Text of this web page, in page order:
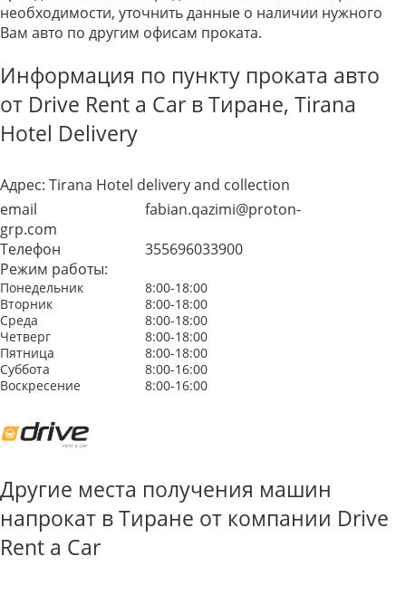
необходимости, уточнить данные о наличии нужного
Вам авто по другим офисам проката.
Информация по пункту проката авто
от Drive Rent a Car в Тиране, Tirana
Hotel Delivery
Адрес: Tirana Hotel delivery and collection
email
fabian.qazimi@proton-
grp.com
Телефон
355696033900
Режим работы:
Понедельник
8:00-18:00
Вторник
8:00-18:00
Среда
8:00-18:00
Четверг
8:00-18:00
Пятница
8:00-18:00
Суббота
8:00-16:00
Воскресение
8:00-16:00
Другие места получения машин
напрокат в Тиране от компании Drive
Rent a Car